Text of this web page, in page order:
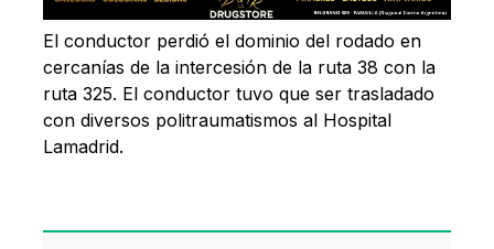
El conductor perdió el dominio del rodado en
cercanías de la intercesión de la ruta 38 con la
ruta 325. El conductor tuvo que ser trasladado
con diversos politraumatismos al Hospital
Lamadrid.